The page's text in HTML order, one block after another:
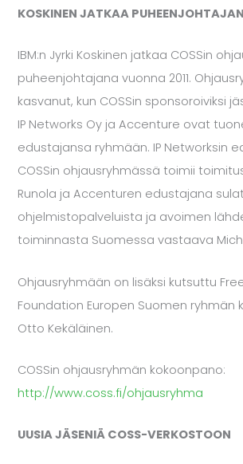
KOSKINEN JATKAA
IBM:n Jyrki Koskinen jatkaa COSSin
puheenjohtajana vuonna 2011.
kasvanut, kun COSSin sponsoroiviksi
IP Networks Oy ja Accenture ovat
edustajansa ryhmään. IP Networksin
COSSin ohjausryhmässä toimii
Runola ja Accenturen edustajana
ohjelmistopalveluista ja avoimen
toiminnasta Suomessa vastaava
Ohjausryhmään on lisäksi kutsuttu
Foundation Europen Suomen ryhmän
Otto Kekäläinen.
COSSin ohjausryhmän kokoonpano:
http://www.coss.fi/ohjausryhma
UUSIA JÄSENIÄ COSS-VERKOSTOON